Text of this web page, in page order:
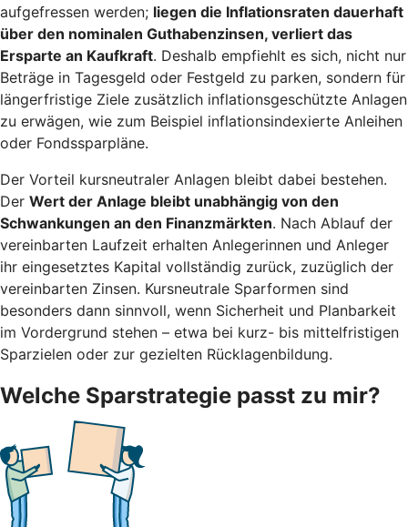
aufgefressen werden; liegen die Inflationsraten dauerhaft
über den nominalen Guthabenzinsen, verliert das
Ersparte an Kaufkraft. Deshalb empfiehlt es sich, nicht nur
Beträge in Tagesgeld oder Festgeld zu parken, sondern für
längerfristige Ziele zusätzlich inflationsgeschützte Anlagen
zu erwägen, wie zum Beispiel inflationsindexierte Anleihen
oder Fondssparpläne.
Der Vorteil kursneutraler Anlagen bleibt dabei bestehen.
Der Wert der Anlage bleibt unabhängig von den
Schwankungen an den Finanzmärkten. Nach Ablauf der
vereinbarten Laufzeit erhalten Anlegerinnen und Anleger
ihr eingesetztes Kapital vollständig zurück, zuzüglich der
vereinbarten Zinsen. Kursneutrale Sparformen sind
besonders dann sinnvoll, wenn Sicherheit und Planbarkeit
im Vordergrund stehen – etwa bei kurz- bis mittelfristigen
Sparzielen oder zur gezielten Rücklagenbildung.
Welche Sparstrategie passt zu mir?